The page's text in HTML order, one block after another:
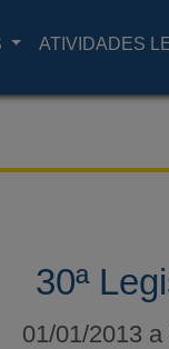
ATIVIDADES
30ª
01/01/2013